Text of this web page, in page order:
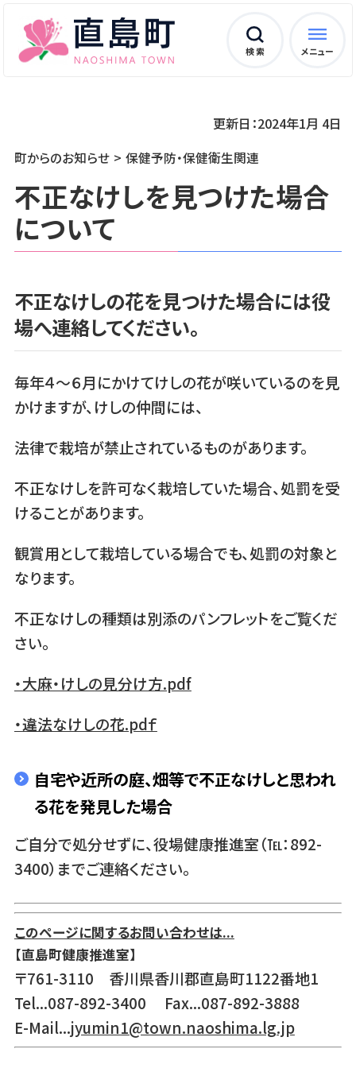
検 索 メニュー
町からのお知らせ 保健予防・保健衛生関連
更新日：2024年1月 4日
不正なけしを見つけた場合
について
不正なけしの花を見つけた場合には役
場へ連絡してください。
毎年４～６月にかけてけしの花が咲いているのを見
かけますが、けしの仲間には、
法律で栽培が禁止されているものがあります。
不正なけしを許可なく栽培していた場合、処罰を受
けることがあります。
観賞用として栽培している場合でも、処罰の対象と
なります。
不正なけしの種類は別添のパンフレットをご覧くだ
さい。
・大麻・けしの見分け方.pdf
・違法なけしの花.pdｆ
自宅や近所の庭、畑等で不正なけしと思われ
る花を発見した場合
ご自分で処分せずに、役場健康推進室（℡：892-
3400）までご連絡ください。
このページに関するお問い合わせは...
【直島町健康推進室】
〒761-3110 香川県香川郡直島町1122番地1
Tel...087-892-3400 Fax...087-892-3888
E-Mail...jyumin1@town.naoshima.lg.jp